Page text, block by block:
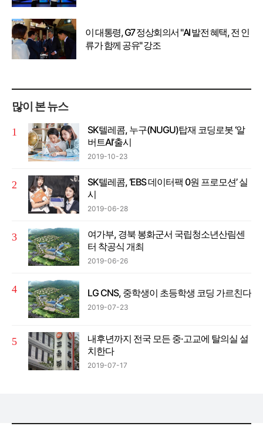
이 대통령, G7 정상회의서 "AI 발전 혜택, 전 인
류가 함께 공유" 강조
많이 본 뉴스
SK텔레콤, 누구(NUGU)탑재 코딩로봇 ‘알
버트AI’출시
2019-10-23
SK텔레콤, ‘EBS 데이터팩 0원 프로모션’ 실
시
2019-06-28
여가부, 경북 봉화군서 국립청소년산림센
터 착공식 개최
2019-06-26
LG CNS, 중학생이 초등학생 코딩 가르친다
2019-07-23
내후년까지 전국 모든 중·고교에 탈의실 설
치한다
2019-07-17